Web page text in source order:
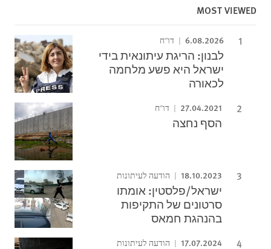
MOST VIEWED
6.08.2026 דו"ח
לבנון: הריגת עיתונאית בידי
ישראל היא פשע מלחמה
לכאורה
27.04.2021 דו"ח
הסף נחצה
18.10.2023 הודעה לעיתונות
ישראל/פלסטין: אומתו
סרטונים של התקיפות
בהנהגת חמאס
17.07.2024 הודעה לעיתונות